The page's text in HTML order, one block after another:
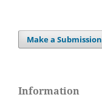
Make a Submission
Information